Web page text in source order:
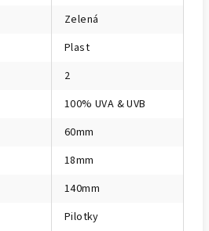
Zelená
Plast
2
100% UVA & UVB
60mm
18mm
140mm
Pilotky